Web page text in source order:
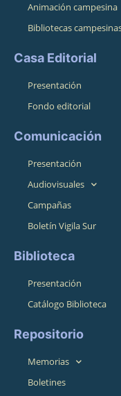
Animación campesina
Bibliotecas
Casa Editorial
Presentación
Fondo editorial
Comunicación
Presentación
Audiovisuales
Campañas
Boletín Vigila Sur
Biblioteca
Presentación
Catálogo Biblioteca
Repositorio
Memorias
Boletines